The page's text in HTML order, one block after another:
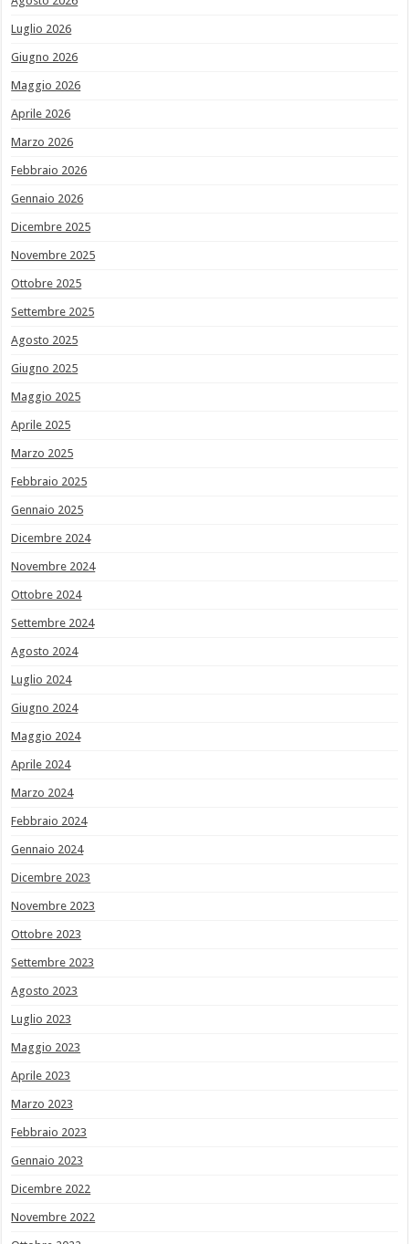
Luglio 2026
Giugno 2026
Maggio 2026
Aprile 2026
Marzo 2026
Febbraio 2026
Gennaio 2026
Dicembre 2025
Novembre 2025
Ottobre 2025
Settembre 2025
Agosto 2025
Giugno 2025
Maggio 2025
Aprile 2025
Marzo 2025
Febbraio 2025
Gennaio 2025
Dicembre 2024
Novembre 2024
Ottobre 2024
Settembre 2024
Agosto 2024
Luglio 2024
Giugno 2024
Maggio 2024
Aprile 2024
Marzo 2024
Febbraio 2024
Gennaio 2024
Dicembre 2023
Novembre 2023
Ottobre 2023
Settembre 2023
Agosto 2023
Luglio 2023
Maggio 2023
Aprile 2023
Marzo 2023
Febbraio 2023
Gennaio 2023
Dicembre 2022
Novembre 2022